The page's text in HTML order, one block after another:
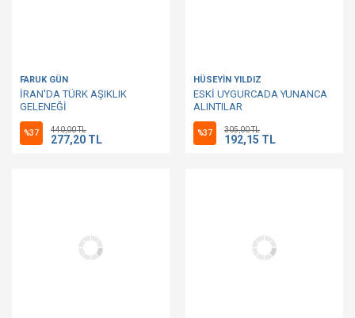
FARUK GÜN
İRAN'DA TÜRK AŞIKLIK
GELENEĞİ
%37 440,00 TL
277,20 TL
HÜSEYİN YILDIZ
ESKİ UYGURCADA YUNANCA
ALINTILAR
%37 305,00 TL
192,15 TL